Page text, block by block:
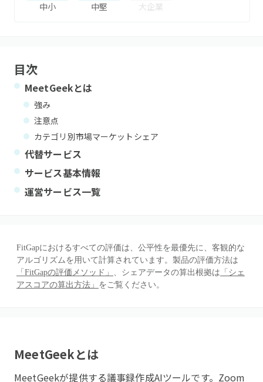
中小 中堅 大企業
目次
MeetGeekとは
強み
注意点
カテゴリ別市場マーケットシェア
代替サービス
サービス基本情報
運営サービス一覧
FitGapにおけるすべての評価は、公平性を最優先に、客観的な
アルゴリズムを用いて計算されています。製品の評価方法は
「FitGapの評価メソッド」 、シェアデータの算出根拠は 「シェ
アスコアの算出方法」 をご覧ください。
MeetGeekとは
MeetGeekが提供する議事録作成AIツールです。Zoom